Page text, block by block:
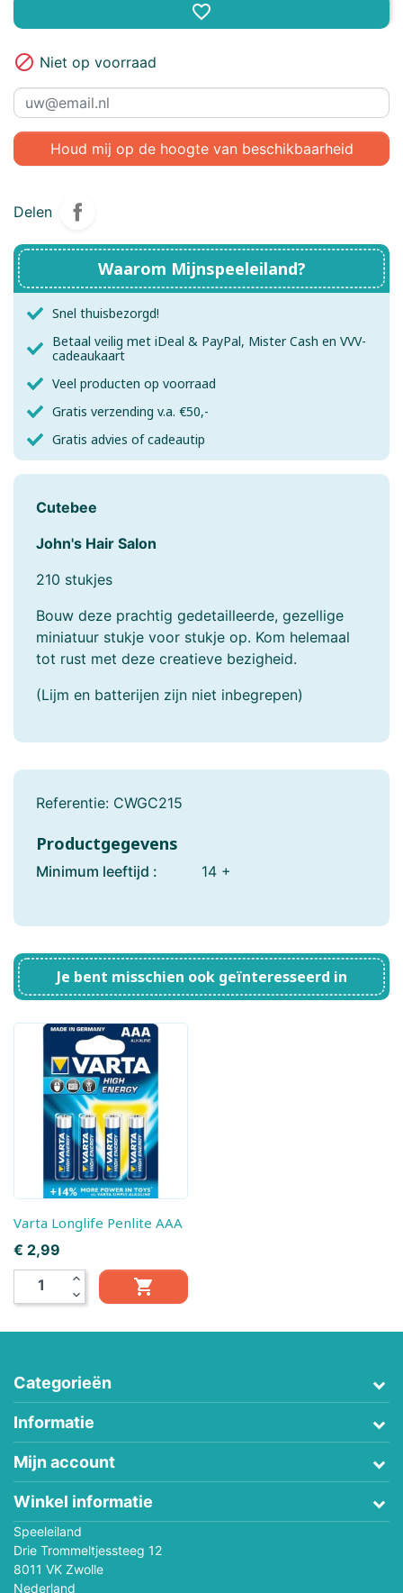
favorite_border
 Niet op voorraad
Houd mij op de hoogte van beschikbaarheid
Delen
Waarom Mijnspeeleiland?
Snel thuisbezorgd!
Betaal veilig met iDeal & PayPal, Mister Cash en VVV-
cadeaukaart
Veel producten op voorraad
Gratis verzending v.a. €50,-
Gratis advies of cadeautip
Cutebee
John's Hair Salon
210 stukjes
Bouw deze prachtig gedetailleerde, gezellige
miniatuur stukje voor stukje op. Kom helemaal
tot rust met deze creatieve bezigheid.
(Lijm en batterijen zijn niet inbegrepen)
Referentie: CWGC215
Productgegevens
Minimum leeftijd : 14 +
Je bent misschien ook geïnteresseerd in
Varta Longlife Penlite AAA
Prijs
€ 2,99
expand_less
expand_more

Categorieën
Informatie
Mijn account
Winkel informatie
Speeleiland
Drie Trommeltjessteeg 12
8011 VK Zwolle
Nederland